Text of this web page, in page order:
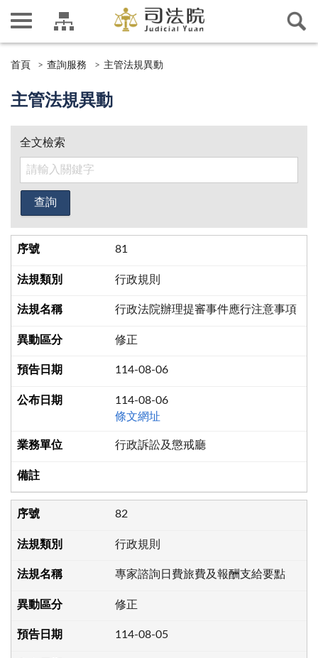
首頁 查詢服務 主管法規異動
主管法規異動
全文檢索
81
行政規則
行政法院辦理提審事件應行注意事項
修正
114-08-06
114-08-06
條文網址
行政訴訟及懲戒廳
82
行政規則
專家諮詢日費旅費及報酬支給要點
修正
114-08-05